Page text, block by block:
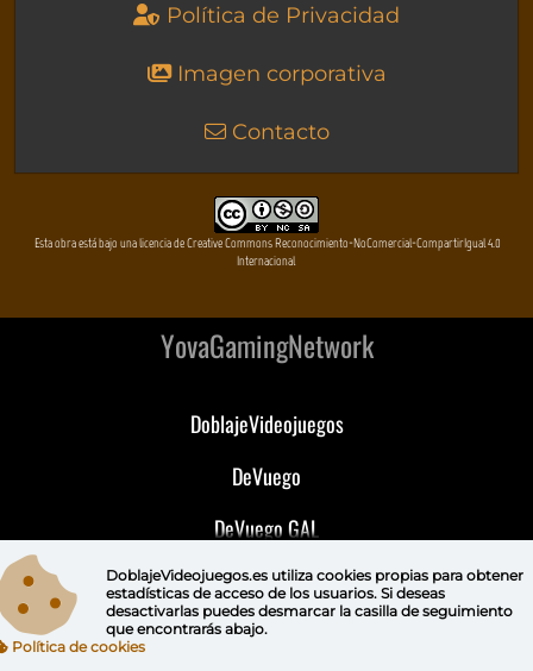
Política de Privacidad
Imagen corporativa
Contacto
Esta obra está bajo una licencia de Creative Commons Reconocimiento-NoComercial-CompartirIgual 4.0
Internacional
YovaGamingNetwork
DoblajeVideojuegos
DeVuego
DeVuego GAL
DeVuego LATAM
DeVuego Portugal
DoblajeVideojuegos.es utiliza cookies propiaspara obtener
estadísticas de acceso de los usuarios. Si deseas
desactivarlas puedes desmarcar la casilla de seguimiento
que encontrarás abajo.
Política de cookies